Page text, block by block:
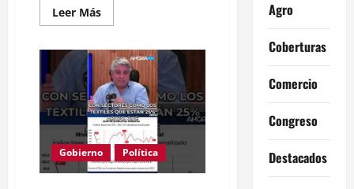
Leer MásLeer
más
Senado
debate
Super
RIGI:
inversión
de
USD
1.000
millones
en
juego
Gobierno Política
Agro
Coberturas
Comercio
Congreso
Destacados